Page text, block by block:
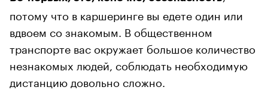
потому что в каршеринге вы едете один или
вдвоем со знакомым. В общественном
транспорте вас окружает большое количество
незнакомых людей, соблюдать необходимую
дистанцию довольно сложно.